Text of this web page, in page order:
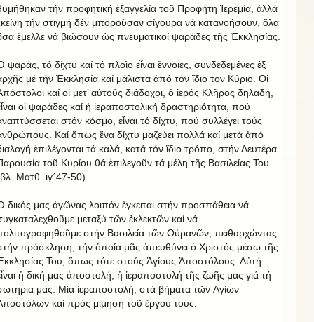
τήν προφητική ἐξαγγελία τοῦ Προφήτη Ἱερεμία, ἀλλά
τήν στιγμή δέν μποροῦσαν σίγουρα νά κατανοήσουν, ὅλα
ἔμελλε νά βιώσουν ὡς πνευματικοί ψαράδες τῆς Ἐκκλησίας.
ψαράς, τό δίχτυ καί τό πλοῖο εἶναι ἔννοιες, συνδεδεμένες ἐξ
μέ τήν Ἐκκλησία καί μάλιστα ἀπό τόν ἴδιο τον Κύριο. Οἱ
καί οἱ μετ’ αὐτούς διάδοχοι, ὁ ἱερός Κλῆρος δηλαδή,
οἱ ψαράδες καί ἡ ἱεραποστολική δραστηριότητα, πού
στόν κόσμο, εἶναι τό δίχτυ, πού συλλέγει τούς
Καί ὅπως ἕνα δίχτυ μαζεύει πολλά καί μετά ἀπό
ἐπιλέγονται τά καλά, κατά τόν ἴδιο τρόπο, στήν Δευτέρα
τοῦ Κυρίου θά ἐπιλεγοῦν τά μέλη τῆς Βασιλείας Του.
Ματθ. ιγ΄47-50)
δικός μας ἀγῶνας λοιπόν ἔγκειται στήν προσπάθεια νά
μεταξύ τῶν ἐκλεκτῶν καί νά
στήν Βασιλεία τῶν Οὐρανῶν, πειθαρχώντας
πρόσκληση, τήν ὁποία μᾶς ἀπευθύνει ὁ Χριστός μέσῳ τῆς
Του, ὅπως τότε στούς Ἁγίους Ἀποστόλους. Αὐτή
ἡ δική μας ἀποστολή, ἡ ἱεραποστολή τῆς ζωῆς μας γιά τή
μας. Μία ἱεραποστολή, στά βήματα τῶν Ἁγίων
καί πρός μίμηση τοῦ ἔργου τους.